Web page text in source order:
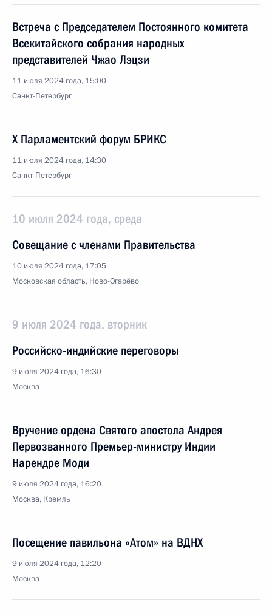
Встреча с Председателем Постоянного комитета
Всекитайского собрания народных
представителей Чжао Лэцзи
11 июля 2024 года, 15:00
Санкт-Петербург
X Парламентский форум БРИКС
11 июля 2024 года, 14:30
Санкт-Петербург
10 июля 2024 года, среда
Совещание с членами Правительства
10 июля 2024 года, 17:05
Московская область, Ново-Огарёво
9 июля 2024 года, вторник
Российско-индийские переговоры
9 июля 2024 года, 16:30
Москва
Вручение ордена Святого апостола Андрея
Первозванного Премьер-министру Индии
Нарендре Моди
9 июля 2024 года, 16:20
Москва, Кремль
Посещение павильона «Атом» на ВДНХ
9 июля 2024 года, 12:20
Москва